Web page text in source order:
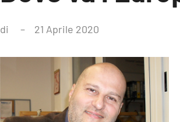
di 21 Aprile 2020